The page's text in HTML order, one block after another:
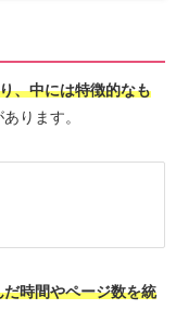
、中には特徴的なも
ります。
時間やページ数を統